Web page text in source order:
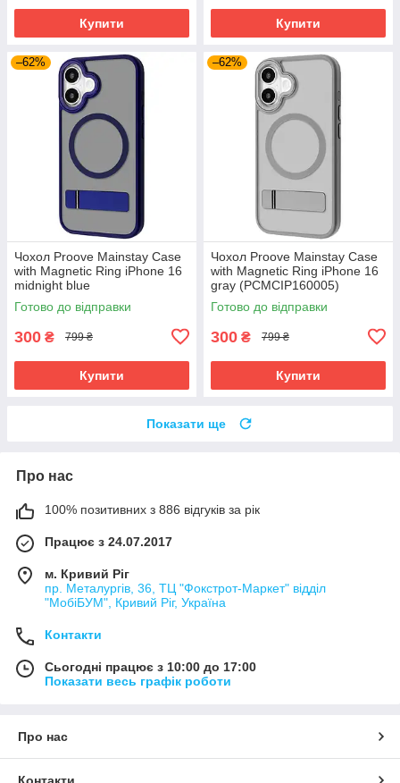
Купити Купити
–62%
Чохол Proove Mainstay Case
with Magnetic Ring iPhone 16
midnight blue
(PCMCIP160008)
Готово до відправки
300 ₴ 799 ₴
Купити
–62%
Чохол Proove Mainstay Case
with Magnetic Ring iPhone 16
gray (PCMCIP160005)
Готово до відправки
300 ₴ 799 ₴
Купити
Показати ще
Про нас
100% позитивних з 886 відгуків за рік
Працює з 24.07.2017
м. Кривий Ріг
пр. Металургів, 36, ТЦ "Фокстрот-Маркет" відділ
"МобіБУМ", Кривий Ріг, Україна
Контакти
Сьогодні працює з 10:00 до 17:00
Показати весь графік роботи
Про нас
Контакти